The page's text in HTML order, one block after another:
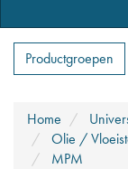
Productgroepen
Home
Olie /
MPM